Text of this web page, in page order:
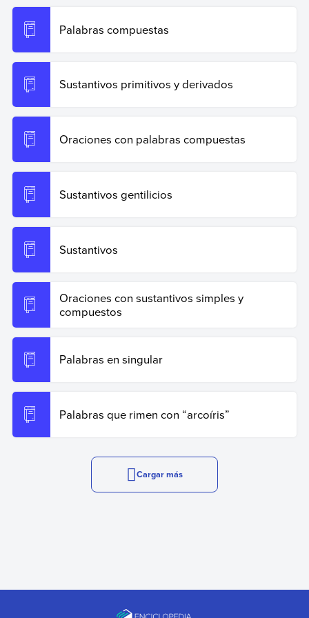
Palabras compuestas
Sustantivos primitivos y derivados
Oraciones con palabras compuestas
Sustantivos gentilicios
Sustantivos
Oraciones con sustantivos simples y
compuestos
Palabras en singular
Palabras que rimen con “arcoíris”
Cargar más